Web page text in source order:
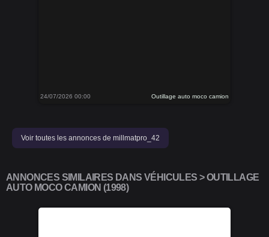
24/07/2026 00:00 Outillage auto moco camion
Voir toutes les annonces de millmatpro_42
ANNONCES SIMILAIRES DANS VÉHICULES > OUTILLAGE
AUTO MOCO CAMION (1998)